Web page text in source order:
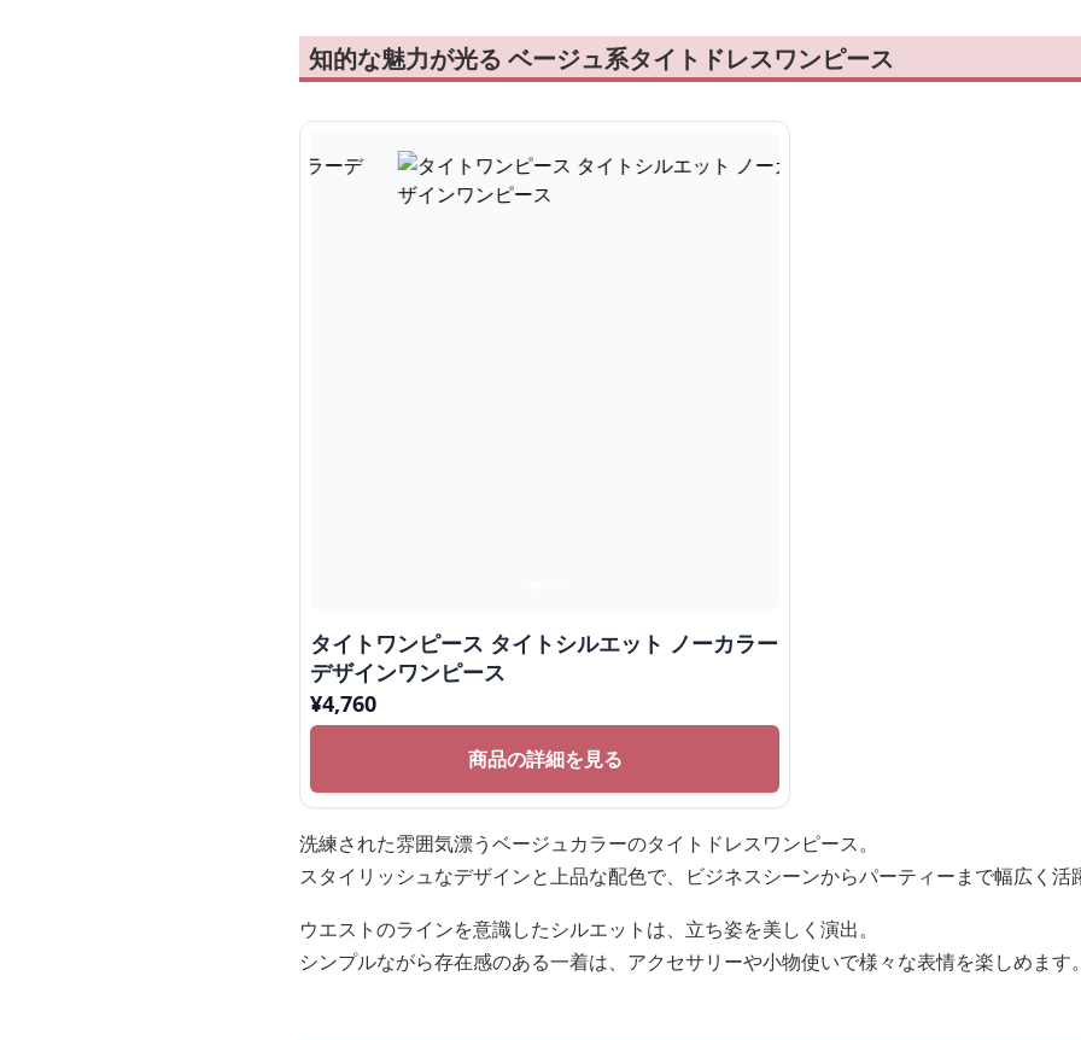
知的な魅力が光る ベージュ系タイトドレスワンピース
タイトワンピース タイトシルエット ノーカラー
デザインワンピース
¥4,760
商品の詳細を見る
洗練された雰囲気漂うベージュカラーのタイトドレスワンピース。
スタイリッシュなデザインと上品な配色で、ビジネスシーンからパーティーまで幅広く活
ウエストのラインを意識したシルエットは、立ち姿を美しく演出。
シンプルながら存在感のある一着は、アクセサリーや小物使いで様々な表情を楽しめます。